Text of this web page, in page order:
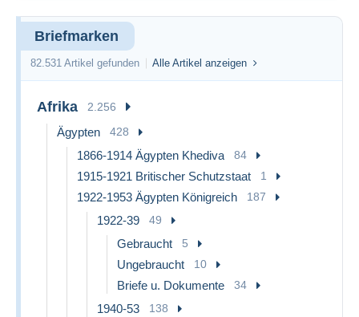
Briefmarken
82.531 Artikel gefunden Alle Artikel anzeigen
Afrika 2.256
Ägypten 428
1866-1914 Ägypten Khediva 84
1915-1921 Britischer Schutzstaat 1
1922-1953 Ägypten Königreich 187
1922-39 49
Gebraucht 5
Ungebraucht 10
Briefe u. Dokumente 34
1940-53 138